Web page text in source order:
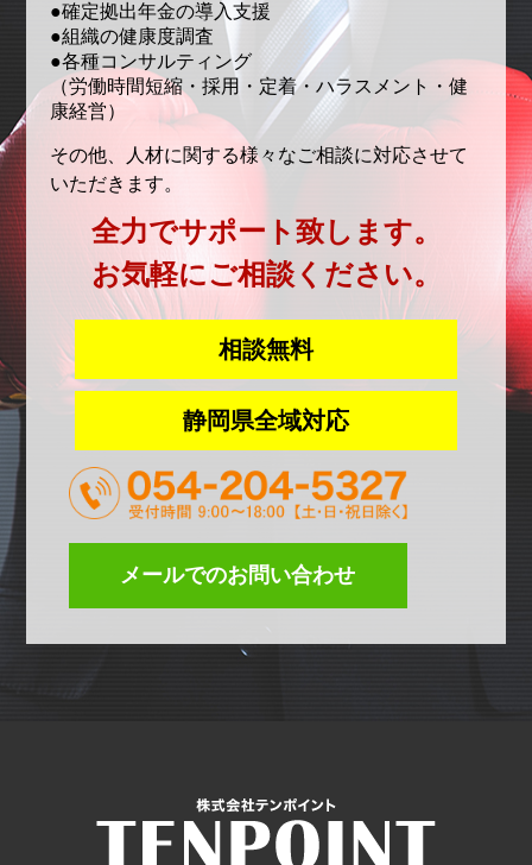
●確定拠出年金の導入支援
●組織の健康度調査
●各種コンサルティング
（労働時間短縮・採用・定着・ハラスメント・健
康経営）
その他、人材に関する様々なご相談に対応させて
いただきます。
全力でサポート致します。
お気軽にご相談ください。
相談無料
静岡県全域対応
メールでのお問い合わせ